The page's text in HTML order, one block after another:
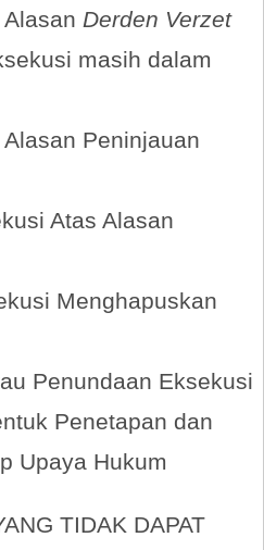
Derden Verzet
masih dalam
Peninjauan
Atas Alasan
Menghapuskan
Penundaan Eksekusi
Penetapan dan
Upaya Hukum
TIDAK DAPAT